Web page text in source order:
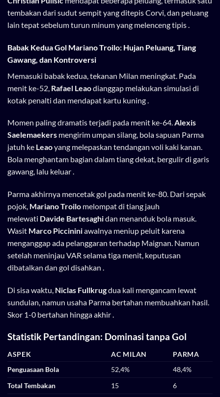
tembakan dari sudut sempit yang ditepis Corvi, dan peluang
lain tepat sebelum turun minum yang melenceng tipis .
Babak Kedua Gol Mariano Troilo: Hujan Peluang, Tiang
Gawang, dan Kontroversi
Memasuki babak kedua, tekanan Milan meningkat. Pada
menit ke-52, Rafael Leaodianggap melakukan simulasi di
kotak penalti dan mendapat kartu kuning .
Momen paling dramatis terjadi pada menit ke-64.Alexis
Saelemaekers mengirim umpan silang, bola sapuan Parma
jatuh ke Leaoyang melepaskan tendangan voli kaki kanan.
Bola menghantam bagian dalam tiang dekat, bergulir di garis
gawang, lalu keluar .
Parma akhirnya mencetak gol pada menit ke-80. Dari sepak
pojok, Mariano Troilo melompat di tiang jauh
melewati Davide Bartesaghidan menanduk bola masuk.
Wasit Marco Piccininiawalnya meniup peluit karena
menganggap ada pelanggaran terhadap Maignan. Namun
setelah meninjau VAR selama tiga menit, keputusan
dibatalkan dan gol disahkan .
Di sisa waktu, Niclas Fullkrugdua kali mengancam lewat
sundulan, namun usaha Parma bertahan membuahkan hasil.
Skor 1-0 bertahan hingga akhir .
Statistik Pertandingan: Dominasi tanpa Gol
ASPEK AC MILAN
PARMA
Penguasaan Bola
52,4%
48,4%
Total Tembakan
15 6